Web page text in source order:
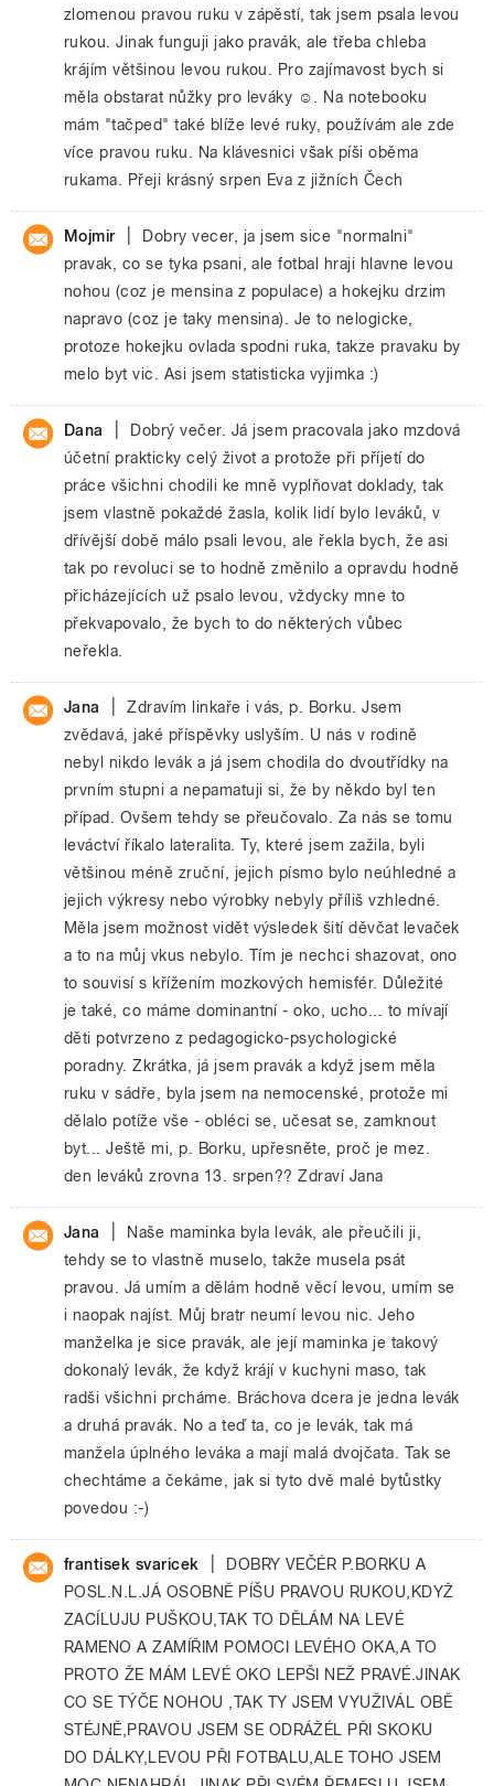
zlomenou pravou ruku v zápěstí, tak jsem psala levou
rukou. Jinak funguji jako pravák, ale třeba chleba
krájím většinou levou rukou. Pro zajímavost bych si
měla obstarat nůžky pro leváky ☺. Na notebooku
mám "tačped" také blíže levé ruky, používám ale zde
více pravou ruku. Na klávesnici však píši oběma
rukama. Přeji krásný srpen Eva z jižních Čech
Mojmir
Dobry vecer, ja jsem sice "normalni"
pravak, co se tyka psani, ale fotbal hraji hlavne levou
nohou (coz je mensina z populace) a hokejku drzim
napravo (coz je taky mensina). Je to nelogicke,
protoze hokejku ovlada spodni ruka, takze pravaku by
melo byt vic. Asi jsem statisticka vyjimka :)
Dana
Dobrý večer. Já jsem pracovala jako mzdová
účetní prakticky celý život a protože při příjetí do
práce všichni chodili ke mně vyplňovat doklady, tak
jsem vlastně pokaždé žasla, kolik lidí bylo leváků, v
dřívější době málo psali levou, ale řekla bych, že asi
tak po revoluci se to hodně změnilo a opravdu hodně
přicházejících už psalo levou, vždycky mne to
překvapovalo, že bych to do některých vůbec
neřekla.
Jana
Zdravím linkaře i vás, p. Borku. Jsem
zvědavá, jaké příspěvky uslyším. U nás v rodině
nebyl nikdo levák a já jsem chodila do dvoutřídky na
prvním stupni a nepamatuji si, že by někdo byl ten
případ. Ovšem tehdy se přeučovalo. Za nás se tomu
leváctví říkalo lateralita. Ty, které jsem zažila, byli
většinou méně zruční, jejich písmo bylo neúhledné a
jejich výkresy nebo výrobky nebyly příliš vzhledné.
Měla jsem možnost vidět výsledek šití děvčat levaček
a to na můj vkus nebylo. Tím je nechci shazovat, ono
to souvisí s křížením mozkových hemisfér. Důležité
je také, co máme dominantní - oko, ucho... to mívají
děti potvrzeno z pedagogicko-psychologické
poradny. Zkrátka, já jsem pravák a když jsem měla
ruku v sádře, byla jsem na nemocenské, protože mi
dělalo potíže vše - obléci se, učesat se, zamknout
byt... Ještě mi, p. Borku, upřesněte, proč je mez.
den leváků zrovna 13. srpen?? Zdraví Jana
Jana
Naše maminka byla levák, ale přeučili ji,
tehdy se to vlastně muselo, takže musela psát
pravou. Já umím a dělám hodně věcí levou, umím se
i naopak najíst. Můj bratr neumí levou nic. Jeho
manželka je sice pravák, ale její maminka je takový
dokonalý levák, že když krájí v kuchyni maso, tak
radši všichni prcháme. Bráchova dcera je jedna levák
a druhá pravák. No a teď ta, co je levák, tak má
manžela úplného leváka a mají malá dvojčata. Tak se
chechtáme a čekáme, jak si tyto dvě malé bytůstky
povedou :-)
frantisek svaricek
DOBRY VEČÉR P.BORKU A
POSL.N.L.JÁ OSOBNĚ PÍŠU PRAVOU RUKOU,KDYŽ
ZACÍLUJU PUŠKOU,TAK TO DĚLÁM NA LEVÉ
RAMENO A ZAMÍŘIM POMOCI LEVÉHO OKA,A TO
PROTO ŽE MÁM LEVÉ OKO LEPŠI NEŽ PRAVÉ.JINAK
CO SE TÝČE NOHOU ,TAK TY JSEM VYUŽIVÁL OBĚ
STÉJNĚ,PRAVOU JSEM SE ODRÁŽÉL PŘI SKOKU
DO DÁLKY,LEVOU PŘI FOTBALU,ALE TOHO JSEM